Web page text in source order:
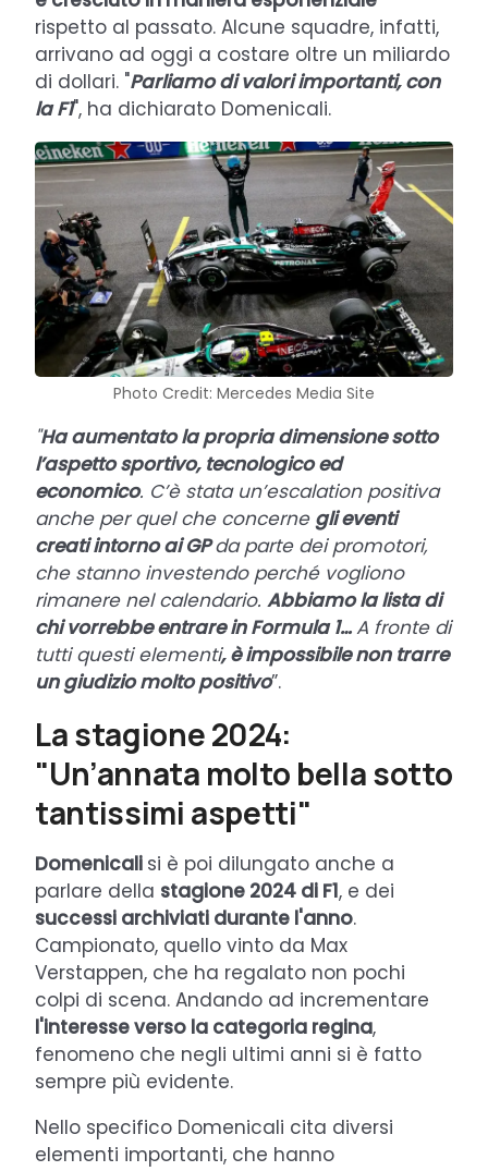
rispetto al passato. Alcune squadre, infatti,
arrivano ad oggi a costare oltre un miliardo
di dollari. "Parliamo di valori importanti, con
la F1", ha dichiarato Domenicali.
Photo Credit: Mercedes Media Site
"Ha aumentato la propria dimensione sotto
l’aspetto sportivo, tecnologico ed
economico. C’è stata un’escalation positiva
anche per quel che concerne gli eventi
creati intorno ai GPda parte dei promotori,
che stanno investendo perché vogliono
rimanere nel calendario. Abbiamo la lista di
chi vorrebbe entrare in Formula 1…A fronte di
tutti questi elementi, è impossibile non trarre
un giudizio molto positivo”.
La stagione 2024:
"Un’annata molto bella sotto
tantissimi aspetti"
Domenicali si è poi dilungato anche a
parlare della stagione 2024 di F1, e dei
successi archiviati durante l'anno.
Campionato, quello vinto da Max
Verstappen, che ha regalato non pochi
colpi di scena. Andando ad incrementare
l'interesse verso la categoria regina,
fenomeno che negli ultimi anni si è fatto
sempre più evidente.
Nello specifico Domenicali cita diversi
elementi importanti, che hanno